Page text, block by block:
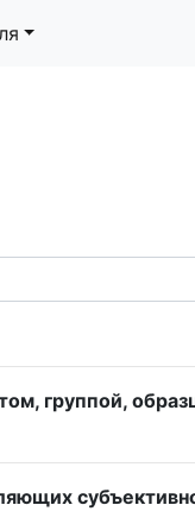
группой,